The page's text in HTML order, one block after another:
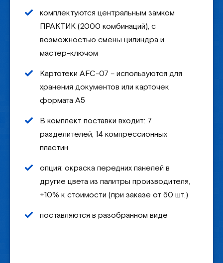
комплектуются центральным замком
ПРАКТИК (2000 комбинаций), с
возможностью смены цилиндра и
мастер-ключом
Картотеки AFC-07 – используются для
хранения документов или карточек
формата А5
В комплект поставки входит: 7
разделителей, 14 компрессионных
пластин
опция: окраска передних панелей в
другие цвета из палитры производителя,
+10% к стоимости (при заказе от 50 шт.)
поставляются в разобранном виде